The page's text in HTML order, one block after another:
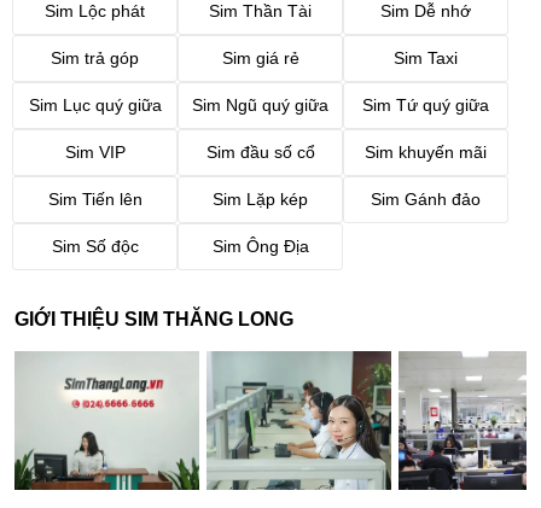
Sim Lộc phát Sim Thần Tài Sim Dễ nhớ
Sim trả góp Sim giá rẻ Sim Taxi
Sim Lục quý giữa Sim Ngũ quý giữa Sim Tứ quý giữa
Sim VIP Sim đầu số cổ Sim khuyến mãi
Sim Tiến lên Sim Lặp kép Sim Gánh đảo
Sim Số độc Sim Ông Địa
GIỚI THIỆU SIM THĂNG LONG